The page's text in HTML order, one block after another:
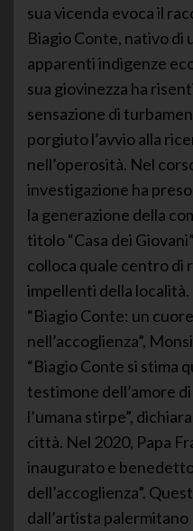
sua vicenda evoca il
Biagio Conte, nativo di
apparenti indigenze
sua giovinezza ha
sensazione di
porgiuto l’avvio alla
nell’operosità. Nel
investigazione ha
la generazione della
titolo “Casa dei
colloca quale centro di
impellenti della
“Biagio Conte: un
nell’accoglienza”,
“Biagio Conte si stima
testimone dell’amore
l’umana stirpe”,
città. Nel 2020, Papa
inaugurato e
dell’accoglienza”.
dall’artista